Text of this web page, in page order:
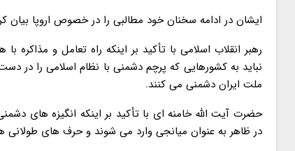
ایشان در ادامه سخنان خود مطالبی را در خصوص اروپا بیان
رهبر انقلاب اسلامی با تأکید بر اینکه راه تعامل و
نباید به کشورهایی که پرچم دشمنی با نظام اسلامی را در دست
ملت ایران دشمنی می کنند.
حضرت آیت الله خامنه ای با تأکید بر اینکه انگیزه های
در ظاهر به عنوان میانجی وارد می شوند و حرف های طولانی